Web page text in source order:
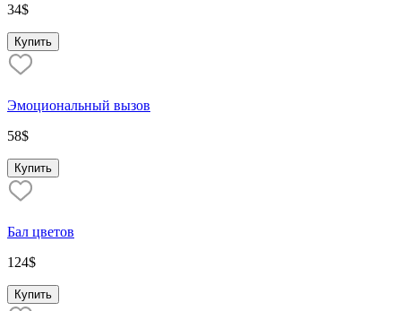
34$
Купить
Эмоциональный вызов
58$
Купить
Бал цветов
124$
Купить